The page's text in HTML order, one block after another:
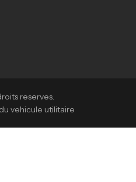
reserves.
vehicule utilitaire